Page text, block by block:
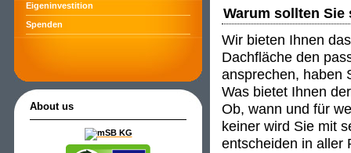
Eigeninvestition
Spenden
About us
Warum sollten
Wir bieten Ihnen
Dachfläche den
ansprechen, haben
Was bietet Ihnen
Ob, wann und für
keiner wird Sie mit
entscheiden in aller